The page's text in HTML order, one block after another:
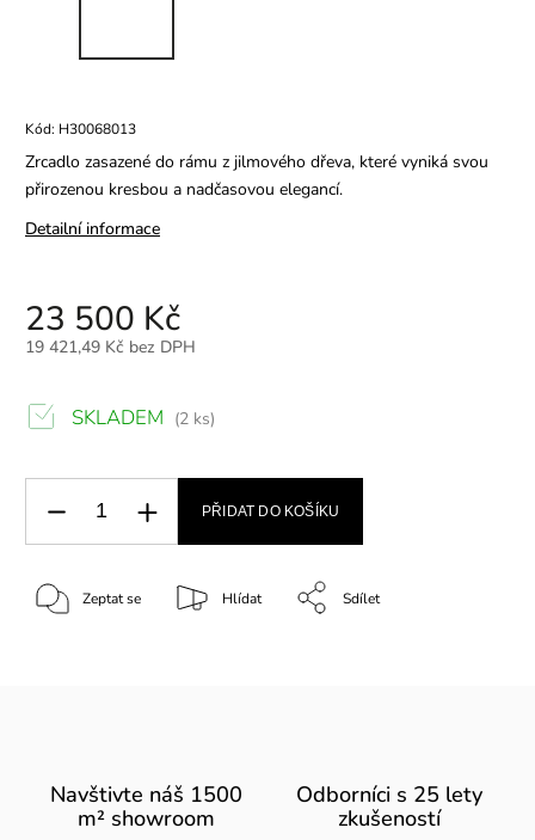
Kód: H30068013
Zrcadlo zasazené do rámu z jilmového dřeva, které vyniká svou
přirozenou kresbou a nadčasovou elegancí.
Detailní informace
23 500 Kč
19 421,49 Kč bez DPH
SKLADEM (2 ks)
PŘIDAT DO KOŠÍKU
Zeptat se Hlídat Sdílet
Navštivte náš 1500
m² showroom
Odborníci s 25 lety
zkušeností